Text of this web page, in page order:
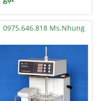
0975.646.818 Ms.Nhung